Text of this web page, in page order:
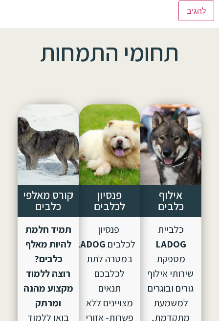
תחומי התמחות
אילוף
כלבים
כלביית
LADOG
מספקת
שירותי אילוף
גורים ובוגרים
למשמעת
מתקדמת,
פנסיון
לכלבים
פנסיון
לכלבים LADOG, הוקם
במטרה לתת
לכלבכם
תנאים
מצויינים ללא
פשרות- אזורי
קורס מאלפי
כלבים
תמיד חלמת
להיות מאלף
כלבים?
רוצה ללמוד
מקצוע מהנה
ומרתק
בואו ללמוד